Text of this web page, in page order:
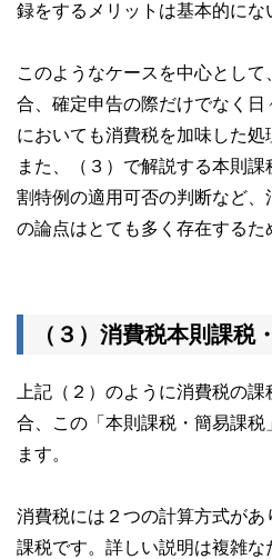
録をするメリットは基本的にな
このようなケースを中心とし
合、確定申告の際だけでなく日
においても消費税を加味した処
また、（３）で解説する本則
割特例の適用可否の判断など
の論点はとても多く存在するた
（３）消費税本則課税
上記（２）のように消費税の
合、この「本則課税・簡易課税
ます。
消費税には２つの計算方式が
課税です。詳しい説明は複雑な